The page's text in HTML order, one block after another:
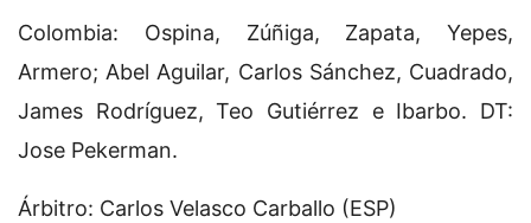
Colombia: Ospina, Zúñiga, Zapata, Yepes,
Armero; Abel Aguilar, Carlos Sánchez, Cuadrado,
James Rodríguez, Teo Gutiérrez e Ibarbo. DT:
Jose Pekerman.
Árbitro: Carlos Velasco Carballo (ESP)